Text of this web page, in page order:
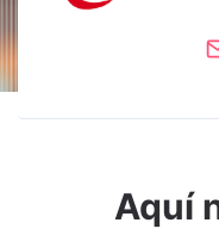
Aquí